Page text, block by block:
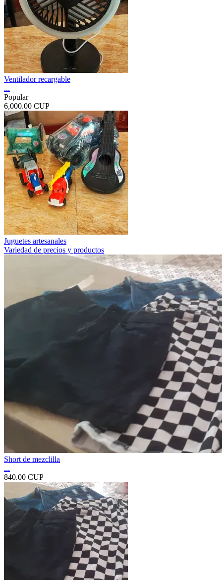
Ventilador recargable
...
Popular
6,000.00 CUP
Juguetes artesanales
Variedad de precios y productos
Short de mezclilla
...
840.00 CUP